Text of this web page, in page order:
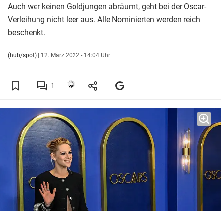
Auch wer keinen Goldjungen abräumt, geht bei der Oscar-
Verleihung nicht leer aus. Alle Nominierten werden reich
beschenkt.
(hub/spot) | 12. März 2022 - 14:04 Uhr
1